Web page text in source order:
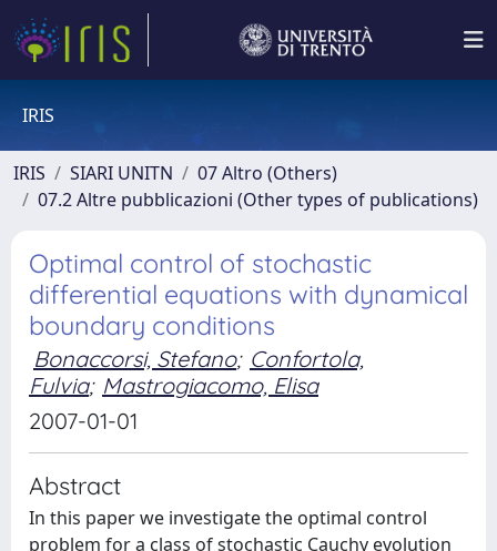
IRIS
IRIS SIARI UNITN
07 Altro (Others)
07.2 Altre pubblicazioni (Other types of publications)
Optimal control of stochastic
differential equations with dynamical
boundary conditions
Bonaccorsi, Stefano; Confortola,
Fulvia; Mastrogiacomo, Elisa
2007-01-01
Abstract
In this paper we investigate the optimal control
problem for a class of stochastic Cauchy evolution